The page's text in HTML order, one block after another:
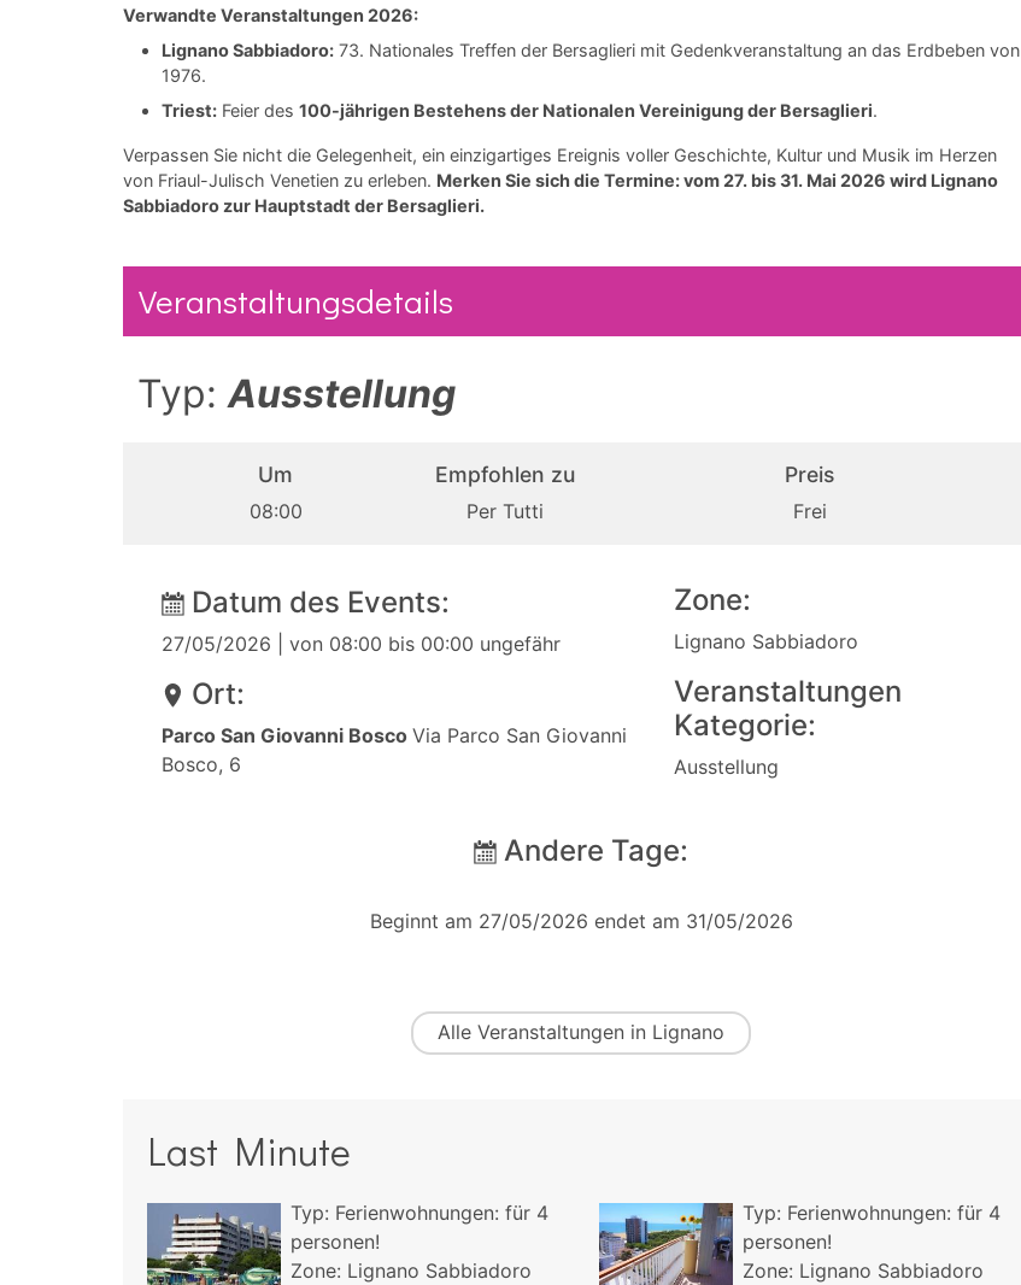
Verwandte Veranstaltungen 2026:
Lignano Sabbiadoro: 73. Nationales Treffen der Bersaglieri mit Gedenkveranstaltung an das Erdbeben von
1976.
Triest: Feier des 100-jährigen Bestehens der Nationalen Vereinigung der Bersaglieri.
Verpassen Sie nicht die Gelegenheit, ein einzigartiges Ereignis voller Geschichte, Kultur und Musik im Herzen
von Friaul-Julisch Venetien zu erleben. Merken Sie sich die Termine: vom 27. bis 31. Mai 2026 wird Lignano
Sabbiadoro zur Hauptstadt der Bersaglieri.
Veranstaltungsdetails
Typ: Ausstellung
Um
08:00
Empfohlen zu
Per Tutti
Preis
Frei
Datum des Events:
27/05/2026 | von 08:00 bis 00:00 ungefähr
Ort:
Parco San Giovanni Bosco Via Parco San Giovanni
Bosco, 6
Zone:
Lignano Sabbiadoro
Veranstaltungen
Kategorie:
Ausstellung
Andere Tage:
Beginnt am 27/05/2026 endet am 31/05/2026
Alle Veranstaltungen in Lignano
Last Minute
Typ: Ferienwohnungen: für 4
personen!
Zone: Lignano Sabbiadoro
Typ: Ferienwohnungen: für 4
personen!
Zone: Lignano Sabbiadoro